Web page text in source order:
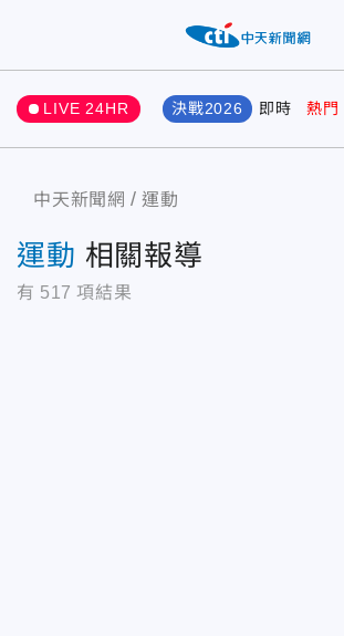
LIVE 24HR 決戰2026 即時 熱門
中天新聞網 運動
運動 相關報導
有 517 項結果